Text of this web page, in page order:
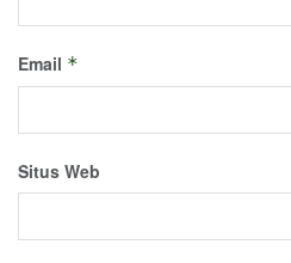
Email *
Situs Web